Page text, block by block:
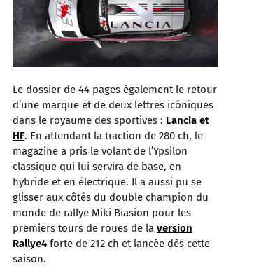
Le dossier de 44 pages également le retour
d’une marque et de deux lettres icôniques
dans le royaume des sportives : Lancia et
HF. En attendant la traction de 280 ch, le
magazine a pris le volant de l’Ypsilon
classique qui lui servira de base, en
hybride et en électrique. Il a aussi pu se
glisser aux côtés du double champion du
monde de rallye Miki Biasion pour les
premiers tours de roues de laversion
Rallye4 forte de 212 ch et lancée dès cette
saison.